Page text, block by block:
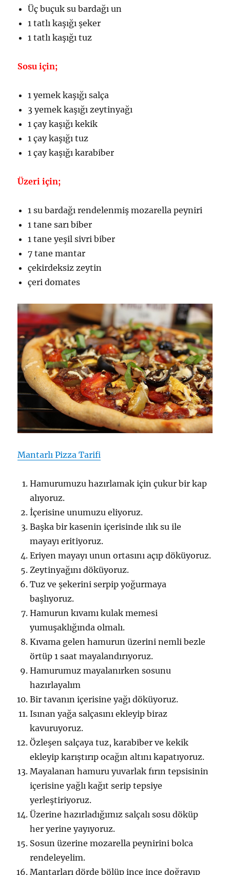
Üç buçuk su bardağı un
1 tatlı kaşığı şeker
1 tatlı kaşığı tuz
Sosu için;
1 yemek kaşığı salça
3 yemek kaşığı zeytinyağı
1 çay kaşığı kekik
1 çay kaşığı tuz
1 çay kaşığı karabiber
Üzeri için;
1 su bardağı rendelenmiş mozarella peyniri
1 tane sarı biber
1 tane yeşil sivri biber
7 tane mantar
çekirdeksiz zeytin
çeri domates
Mantarlı Pizza Tarifi
Hamurumuzu hazırlamak için çukur bir kap
alıyoruz.
İçerisine unumuzu eliyoruz.
Başka bir kasenin içerisinde ılık su ile
mayayı eritiyoruz.
Eriyen mayayı unun ortasını açıp döküyoruz.
Zeytinyağını döküyoruz.
Tuz ve şekerini serpip yoğurmaya
başlıyoruz.
Hamurun kıvamı kulak memesi
yumuşaklığında olmalı.
Kıvama gelen hamurun üzerini nemli bezle
örtüp 1 saat mayalandırıyoruz.
Hamurumuz mayalanırken sosunu
hazırlayalım
Bir tavanın içerisine yağı döküyoruz.
Isınan yağa salçasını ekleyip biraz
kavuruyoruz.
Özleşen salçaya tuz, karabiber ve kekik
ekleyip karıştırıp ocağın altını kapatıyoruz.
Mayalanan hamuru yuvarlak fırın tepsisinin
içerisine yağlı kağıt serip tepsiye
yerleştiriyoruz.
Üzerine hazırladığımız salçalı sosu döküp
her yerine yayıyoruz.
Sosun üzerine mozarella peynirini bolca
rendeleyelim.
Mantarları dörde bölüp ince ince doğrayıp